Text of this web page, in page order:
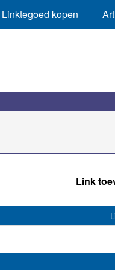
Linktegoed kopen
Link